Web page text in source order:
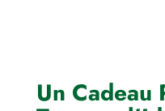
Un Cadeau